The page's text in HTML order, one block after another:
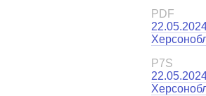
PDF
P7S